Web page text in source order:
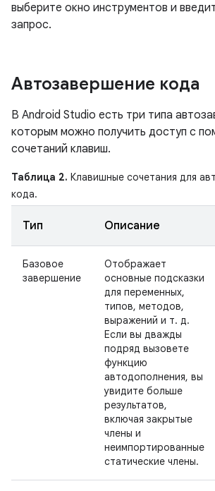
выберите окно инструментов и
запрос.
Автозавершение кода
В Android Studio есть три типа
которым можно получить доступ с
сочетаний клавиш.
Таблица 2. Клавишные сочетания для
кода.
Тип Описание
Базовое
завершение
Отображает
основные подсказки
для переменных,
типов, методов,
выражений и т. д.
Если вы дважды
подряд вызовете
функцию
автодополнения, вы
увидите больше
результатов,
включая закрытые
члены и
неимпортированные
статические члены.